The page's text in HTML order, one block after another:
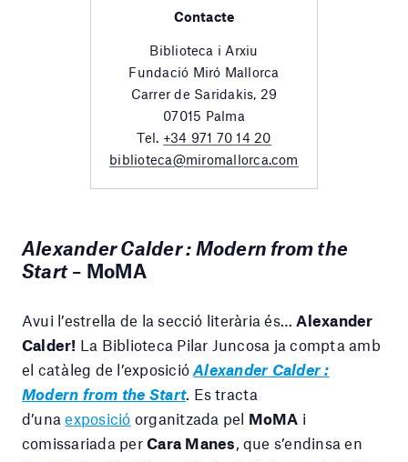
Contacte
Biblioteca i Arxiu
Fundació Miró Mallorca
Carrer de Saridakis, 29
07015 Palma
Tel. +34 971 70 14 20
biblioteca@miromallorca.com
Alexander Calder : Modern from the
Start– MoMA
Avui l’estrella de la secció literària és…Alexander
Calder! La Biblioteca Pilar Juncosa ja compta amb
el catàleg de l’exposicióAlexander Calder :
Modern from the Start. Es tracta
d’unaexposició organitzada pel MoMA i
comissariada perCara Manes, que s’endinsa en